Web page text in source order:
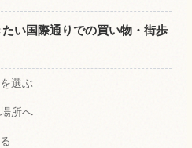
い国際通りでの買い物・街歩
選ぶ
所へ